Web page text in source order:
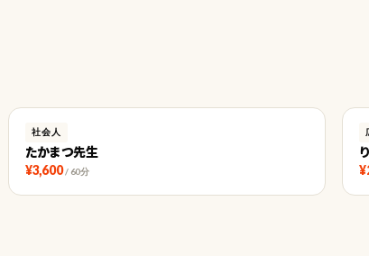
社会人
たかまつ先生
¥3,600 / 60分